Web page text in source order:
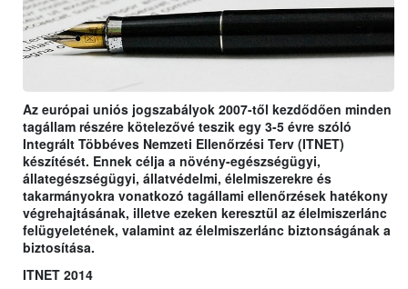
Az európai uniós jogszabályok 2007-től kezdődően minden
tagállam részére kötelezővé teszik egy 3-5 évre szóló
Integrált Többéves Nemzeti Ellenőrzési Terv (ITNET)
készítését. Ennek célja a növény-egészségügyi,
állategészségügyi, állatvédelmi, élelmiszerekre és
takarmányokra vonatkozó tagállami ellenőrzések hatékony
végrehajtásának, illetve ezeken keresztül az élelmiszerlánc
felügyeletének, valamint az élelmiszerlánc biztonságának a
biztosítása.
ITNET 2014